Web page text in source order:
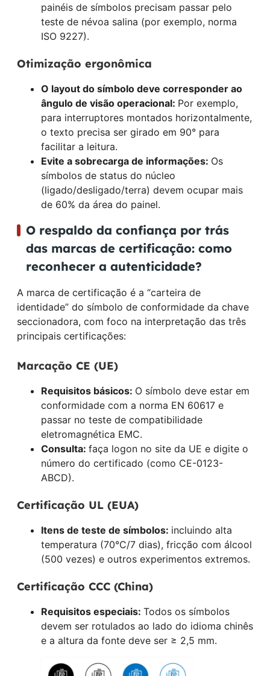
painéis de símbolos precisam passar pelo
teste de névoa salina (por exemplo, norma
ISO 9227).
Otimização ergonômica
O layout do símbolo deve corresponder ao
ângulo de visão operacional: Por exemplo,
para interruptores montados horizontalmente,
o texto precisa ser girado em 90° para
facilitar a leitura.
Evite a sobrecarga de informações: Os
símbolos de status do núcleo
(ligado/desligado/terra) devem ocupar mais
de 60% da área do painel.
O respaldo da confiança por trás
das marcas de certificação: como
reconhecer a autenticidade?
A marca de certificação é a “carteira de
identidade” do símbolo de conformidade da chave
seccionadora, com foco na interpretação das três
principais certificações:
Marcação CE (UE)
Requisitos básicos: O símbolo deve estar em
conformidade com a norma EN 60617 e
passar no teste de compatibilidade
eletromagnética EMC.
Consulta: faça logon no site da UE e digite o
número do certificado (como CE-0123-
ABCD).
Certificação UL (EUA)
Itens de teste de símbolos: incluindo alta
temperatura (70°C/7 dias), fricção com álcool
(500 vezes) e outros experimentos extremos.
Certificação CCC (China)
Requisitos especiais: Todos os símbolos
devem ser rotulados ao lado do idioma chinês
e a altura da fonte deve ser ≥ 2,5 mm.